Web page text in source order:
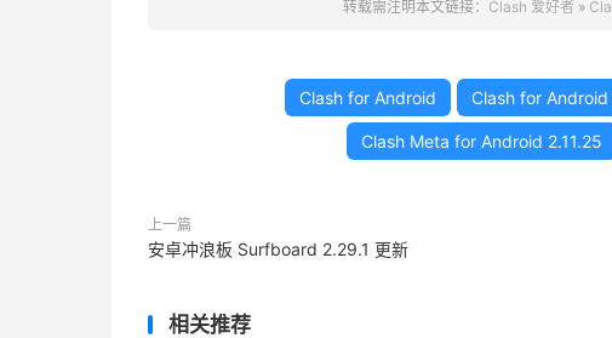
转载需注明本文链接： Clash 爱好者 »
Clash for Android Clash for Android
Clash Meta for Android 2.11.25
上一篇
安卓冲浪板 Surfboard 2.29.1 更新
相关推荐